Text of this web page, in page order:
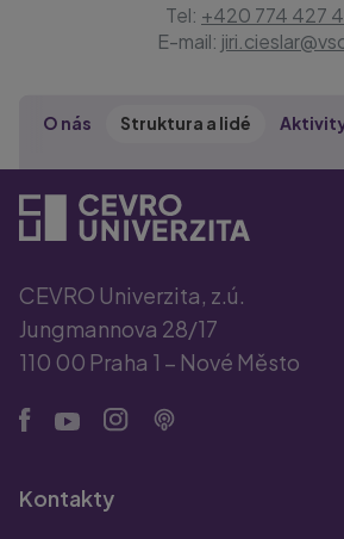
O nás Struktura a lidé
Tel: +420 774 427
E-mail:
CEVRO Univerzita, z.ú.
Jungmannova 28/17
110 00 Praha 1 – Nové Město
Kontakty